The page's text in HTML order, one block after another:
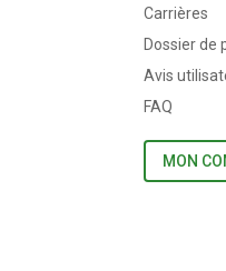
Carrières
Dossier de
Avis
FAQ
MON